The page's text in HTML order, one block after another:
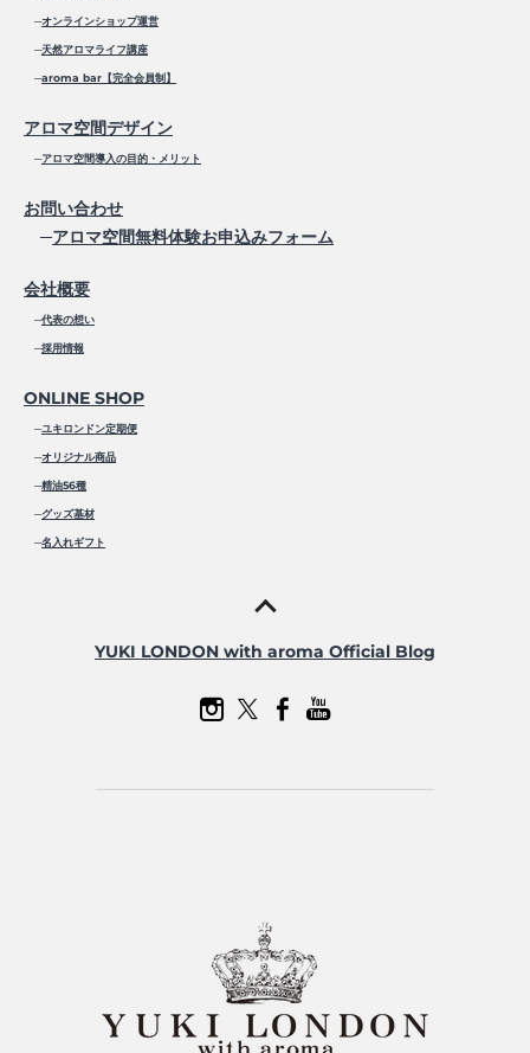
─オンラインショップ運営
─天然アロマライフ講座
─aroma bar【完全会員制】
アロマ空間デザイン
─アロマ空間導入の目的・メリット
お問い合わせ
─アロマ空間無料体験お申込みフォーム
会社概要
─代表の想い
─採用情報
ONLINE SHOP
─ユキロンドン定期便
─オリジナル商品
─精油56種
─グッズ基材
─名入れギフト
YUKI LONDON with aroma Official Blog